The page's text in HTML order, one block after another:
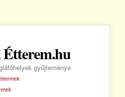
Étterem.hu
gyűjteménye